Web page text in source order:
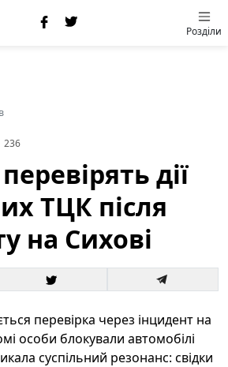
Розділи
236
дії
ТЦК після
на Сихові
перевірка через інцидент на
особи блокували автомобілі
суспільний резонанс: свідки